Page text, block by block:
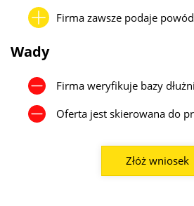
Firma zawsze podaje
Wady
Firma weryfikuje bazy
Oferta jest skierowana do
Złóż wniosek